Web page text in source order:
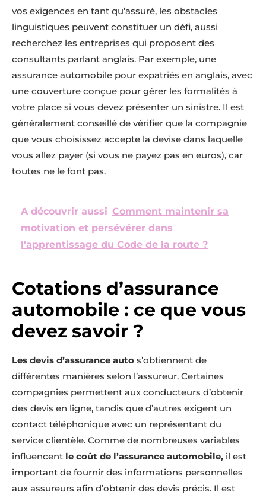
vos exigences en tant qu’assuré, les obstacles
linguistiques peuvent constituer un défi, aussi
recherchez les entreprises qui proposent des
consultants parlant anglais. Par exemple, une
assurance automobile pour expatriés en anglais, avec
une couverture conçue pour gérer les formalités à
votre place si vous devez présenter un sinistre. Il est
généralement conseillé de vérifier que la compagnie
que vous choisissez accepte la devise dans laquelle
vous allez payer (si vous ne payez pas en euros), car
toutes ne le font pas.
A découvrir aussi Comment maintenir sa
motivation et persévérer dans
l'apprentissage du Code de la route ?
Cotations d’assurance
automobile : ce que vous
devez savoir ?
Les devis d’assurance auto s’obtiennent de
différentes manières selon l’assureur. Certaines
compagnies permettent aux conducteurs d’obtenir
des devis en ligne, tandis que d’autres exigent un
contact téléphonique avec un représentant du
service clientèle. Comme de nombreuses variables
influencent le coût de l’assurance automobile, il est
important de fournir des informations personnelles
aux assureurs afin d’obtenir des devis précis. Il est